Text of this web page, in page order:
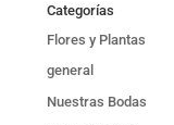
Categorías
Flores y Plantas
general
Nuestras Bodas